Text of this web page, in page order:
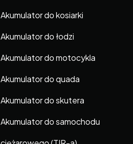
Akumulator do kosiarki
Akumulator do łodzi
Akumulator do motocykla
Akumulator do quada
Akumulator do skutera
Akumulator do samochodu